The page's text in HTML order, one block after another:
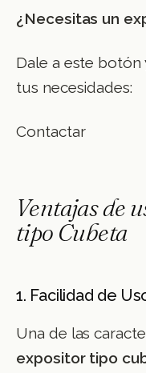
¿Necesitas un
Dale a este
tus necesidades:
Contactar
Ventajas de
tipo Cubeta
1. Facilidad de
Una de las
expositor tipo